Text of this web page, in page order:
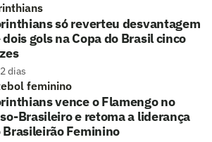
só reverteu desvantagem
dois gols na Copa do Brasil cinco
dias
feminino
vence o Flamengo no
Brasileiro e retoma a liderança
Brasileirão Feminino